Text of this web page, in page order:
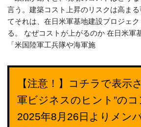
言う。建築コスト上昇のリスクは高ま
てそれは、在日米軍基地建設プロジェ
る。 なぜコストが上がるのか 在日米軍
「米国陸軍工兵隊や海軍施
【注意！】コチラで表示
軍ビジネスのヒント”の
2025年8月26日よりメン